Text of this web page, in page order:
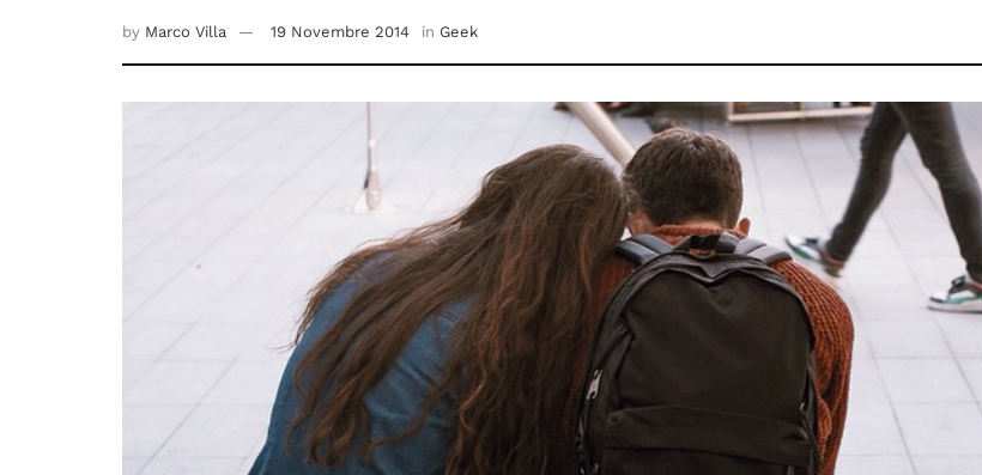
by Marco Villa 19 Novembre 2014 in Geek